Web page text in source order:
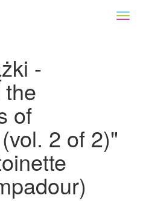
-
of
2 of 2)"